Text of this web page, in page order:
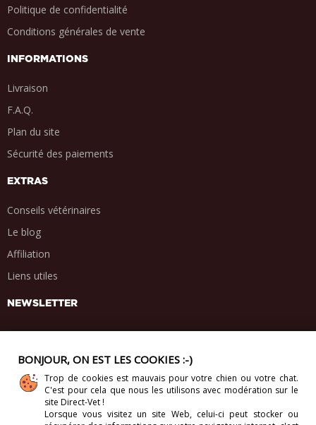
Politique de confidentialité
Conditions générales de vente
INFORMATIONS
Livraison
F.A.Q.
Plan du site
Sécurité des paiements
EXTRAS
Conseils vétérinaires
Le blog
Affiliation
Liens utiles
NEWSLETTER
PARTAGE SOCIAL
. .
BONJOUR, ON EST LES COOKIES :-)
Trop de cookies est mauvais pour votre chien ou votre chat.
C'est pour cela que nous les utilisons avec modération sur le
site Direct-Vet !
Lorsque vous visitez un site Web, celui-cipeut stocker ou